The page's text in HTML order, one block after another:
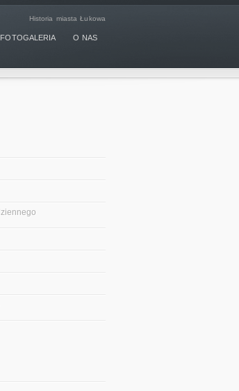
Historia miasta Łukowa
FOTOGALERIA O NAS